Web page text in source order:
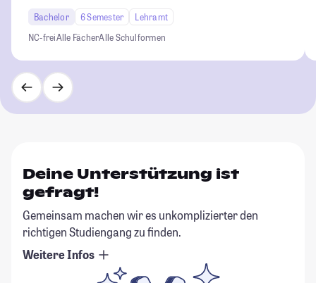
Bachelor 6 Semester
Lehramt
NC-freiAlle FächerAlle Schulformen
Deine Unterstützung ist
gefragt!
Gemeinsam machen wir es unkomplizierter den
richtigen Studiengang zu finden.
Weitere Infos